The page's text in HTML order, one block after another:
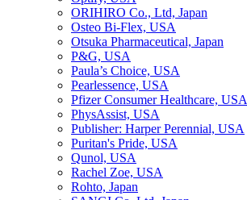
ORIHIRO Co., Ltd, Japan
Osteo Bi-Flex, USA
Otsuka Pharmaceutical, Japan
P&G, USA
Paula’s Choice, USA
Pearlessence, USA
Pfizer Consumer Healthcare, USA
PhysAssist, USA
Publisher: Harper Perennial, USA
Puritan's Pride, USA
Qunol, USA
Rachel Zoe, USA
Rohto, Japan